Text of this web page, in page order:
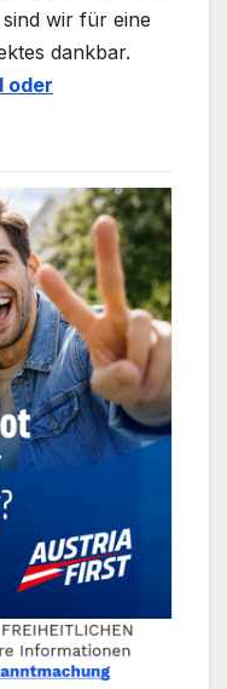
wir für eine
dankbar.
oder